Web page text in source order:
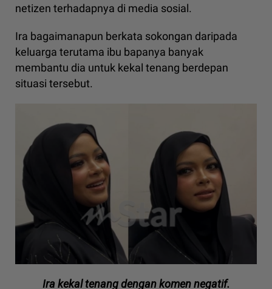
netizen terhadapnya di media sosial.
Ira bagaimanapun berkata sokongan daripada
keluarga terutama ibu bapanya banyak
membantu dia untuk kekal tenang berdepan
situasi tersebut.
Ira kekal tenang dengan komen negatif.